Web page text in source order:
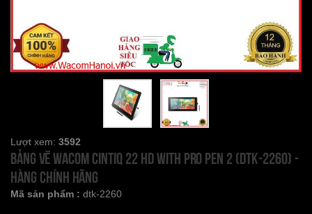
Lượt xem: 3592
Bảng vẽ Wacom Cintiq 22 HD with Pro Pen 2 (DTK-2260) -
Hàng chính hãng
Mã sản phẩm : dtk-2260